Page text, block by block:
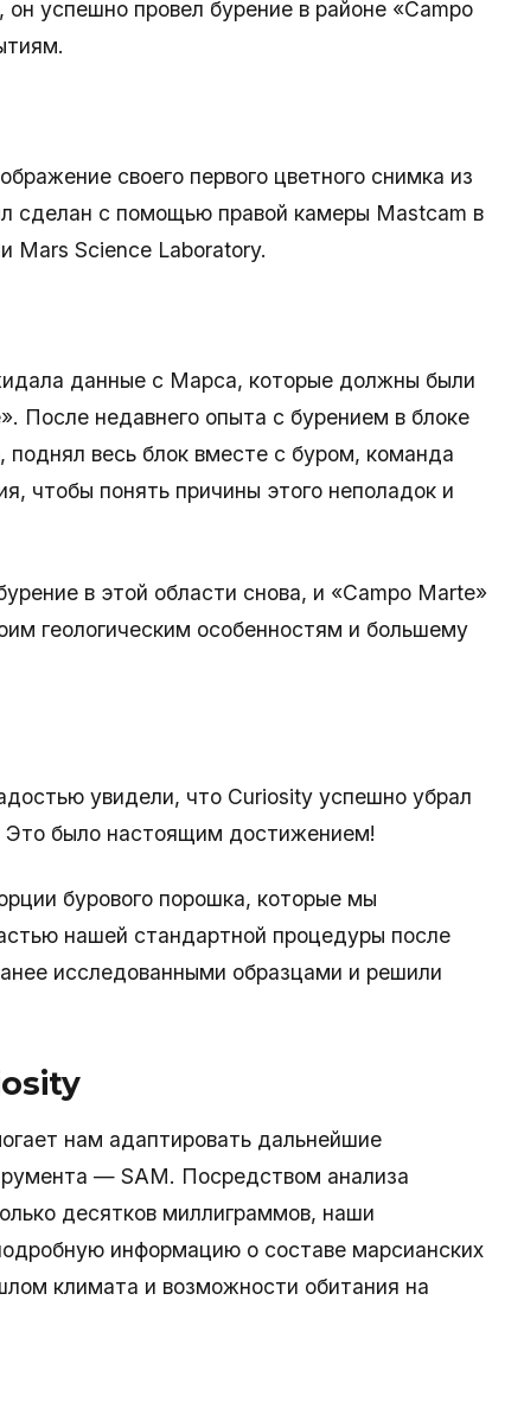
успешно провел бурение в районе «Campo
своего первого цветного снимка из
сделан с помощью правой камеры Mastcam в
Mars Science Laboratory.
данные с Марса, которые должны были
После недавнего опыта с бурением в блоке
весь блок вместе с буром, команда
чтобы понять причины этого неполадок и
в этой области снова, и «Campo Marte»
геологическим особенностям и большему
увидели, что Curiosity успешно убрал
Это было настоящим достижением!
бурового порошка, которые мы
нашей стандартной процедуры после
исследованными образцами и решили
нам адаптировать дальнейшие
— SAM. Посредством анализа
десятков миллиграммов, наши
информацию о составе марсианских
климата и возможности обитания на